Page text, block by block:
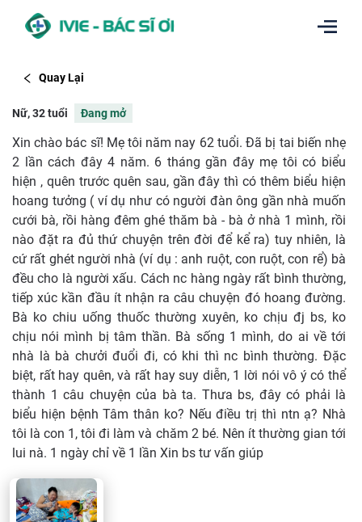
Quay Lại
Nữ, 32 tuổi Đang mở
Xin chào bác sĩ! Mẹ tôi năm nay 62 tuổi. Đã bị tai biến nhẹ
2 lần cách đây 4 năm. 6 tháng gần đây mẹ tôi có biểu
hiện , quên trước quên sau, gần đây thì có thêm biểu hiện
hoang tưởng ( ví dụ như có người đàn ông gần nhà muốn
cưới bà, rồi hàng đêm ghé thăm bà - bà ở nhà 1 mình, rồi
nào đặt ra đủ thứ chuyện trên đời để kể ra) tuy nhiên, là
cứ rất ghét người nhà (ví dụ : anh ruột, con ruột, con rể) bà
đều cho là người xấu. Cách nc hàng ngày rất bình thường,
tiếp xúc kần đầu ít nhận ra câu chuyện đó hoang đường.
Bà ko chiu uống thuốc thường xuyên, ko chịu đj bs, ko
chịu nói mình bị tâm thần. Bà sống 1 mình, do ai về tới
nhà là bà chưởi đuổi đi, có khi thì nc bình thường. Đặc
biệt, rất hay quên, và rất hay suy diễn, 1 lời nói vô ý có thể
thành 1 câu chuyện của bà ta. Thưa bs, đây có phải là
biểu hiện bệnh Tâm thân ko? Nếu điều trị thì ntn ạ? Nhà
tôi là con 1, tôi đi làm và chăm 2 bé. Nên ít thường gian tới
lui nà. 1 ngày chỉ về 1 lần Xin bs tư vấn giúp